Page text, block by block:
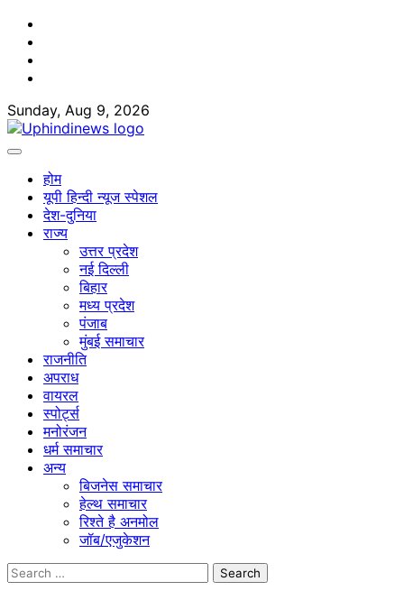
Skip
content
Sunday, Aug 9, 2026
होम
यूपी हिन्दी न्यूज स्पेशल
देश-दुनिया
राज्य
उत्तर प्रदेश
नई दिल्ली
बिहार
मध्य प्रदेश
पंजाब
मुंबई समाचार
राजनीति
अपराध
वायरल
स्पोर्ट्स
मनोरंजन
धर्म समाचार
अन्य
बिजनेस समाचार
हेल्थ समाचार
रिश्ते है अनमोल
जॉब/एजुकेशन
Search